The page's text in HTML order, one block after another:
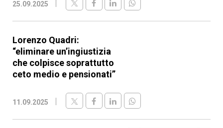
25.09.2025
Lorenzo Quadri:
“eliminare un’ingiustizia
che colpisce soprattutto
ceto medio e pensionati”
11.09.2025